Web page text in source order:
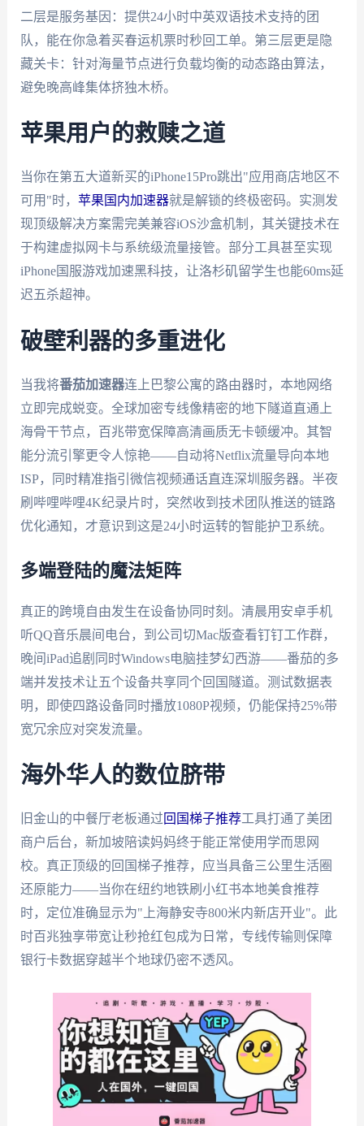
二层是服务基因：提供24小时中英双语技术支持的团
队，能在你急着买春运机票时秒回工单。第三层更是隐
藏关卡：针对海量节点进行负载均衡的动态路由算法，
避免晚高峰集体挤独木桥。
苹果用户的救赎之道
当你在第五大道新买的iPhone15Pro跳出"应用商店地区不
可用"时， 苹果国内加速器就是解锁的终极密码。实测发
现顶级解决方案需完美兼容iOS沙盒机制，其关键技术在
于构建虚拟网卡与系统级流量接管。部分工具甚至实现
iPhone国服游戏加速黑科技，让洛杉矶留学生也能60ms延
迟五杀超神。
破壁利器的多重进化
当我将番茄加速器连上巴黎公寓的路由器时，本地网络
立即完成蜕变。全球加密专线像精密的地下隧道直通上
海骨干节点，百兆带宽保障高清画质无卡顿缓冲。其智
能分流引擎更令人惊艳——自动将Netflix流量导向本地
ISP，同时精准指引微信视频通话直连深圳服务器。半夜
刷哔哩哔哩4K纪录片时，突然收到技术团队推送的链路
优化通知，才意识到这是24小时运转的智能护卫系统。
多端登陆的魔法矩阵
真正的跨境自由发生在设备协同时刻。清晨用安卓手机
听QQ音乐晨间电台，到公司切Mac版查看钉钉工作群，
晚间iPad追剧同时Windows电脑挂梦幻西游——番茄的多
端并发技术让五个设备共享同个回国隧道。测试数据表
明，即使四路设备同时播放1080P视频，仍能保持25%带
宽冗余应对突发流量。
海外华人的数位脐带
旧金山的中餐厅老板通过回国梯子推荐工具打通了美团
商户后台，新加坡陪读妈妈终于能正常使用学而思网
校。真正顶级的回国梯子推荐，应当具备三公里生活圈
还原能力——当你在纽约地铁刷小红书本地美食推荐
时，定位准确显示为"上海静安寺800米内新店开业"。此
时百兆独享带宽让秒抢红包成为日常，专线传输则保障
银行卡数据穿越半个地球仍密不透风。